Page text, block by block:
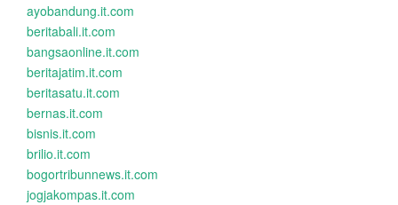
ayobandung.it.com
beritabali.it.com
bangsaonline.it.com
beritajatim.it.com
beritasatu.it.com
bernas.it.com
bisnis.it.com
brilio.it.com
bogortribunnews.it.com
jogjakompas.it.com